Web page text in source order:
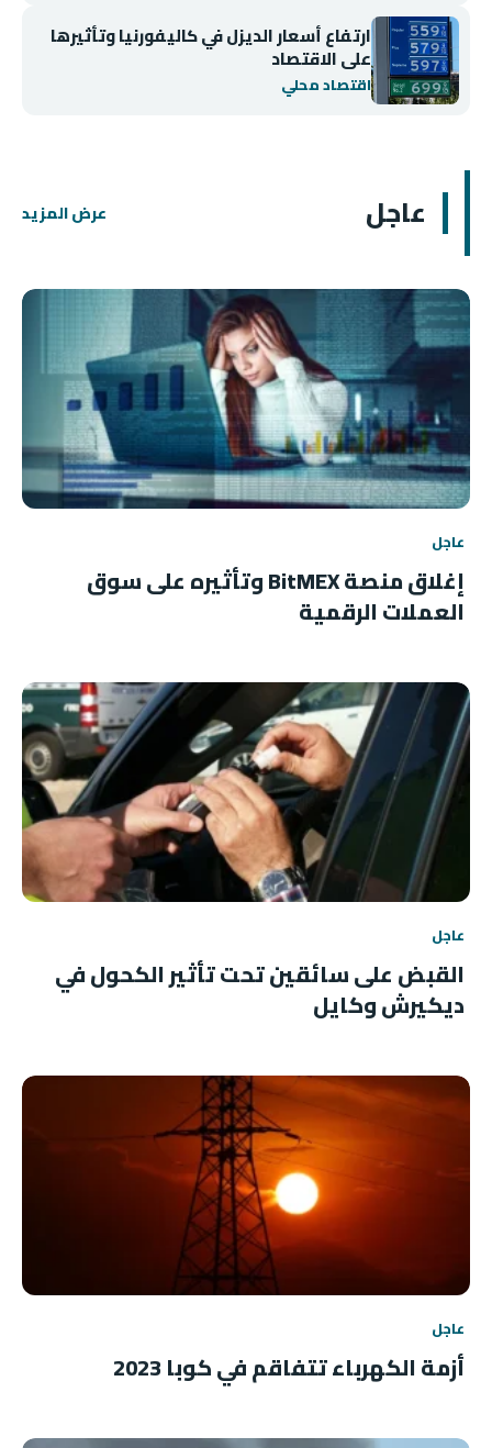
ارتفاع أسعار الديزل في كاليفورنيا وتأثيرها
على الاقتصاد
اقتصاد محلي
عاجل عرض المزيد
عاجل
إغلاق منصة BitMEX وتأثيره على سوق
العملات الرقمية
عاجل
القبض على سائقين تحت تأثير الكحول في
ديكيرش وكايل
عاجل
أزمة الكهرباء تتفاقم في كوبا 2023